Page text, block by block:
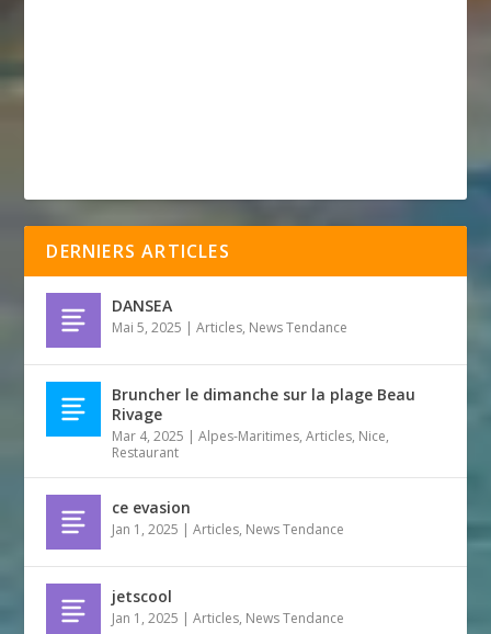
DERNIERS ARTICLES
DANSEA
Mai 5, 2025 |Articles, News Tendance
Bruncher le dimanche sur la plage Beau
Rivage
Mar 4, 2025 |Alpes-Maritimes,Articles, Nice,
Restaurant
ce evasion
Jan 1, 2025 |Articles, News Tendance
jetscool
Jan 1, 2025 |Articles, News Tendance